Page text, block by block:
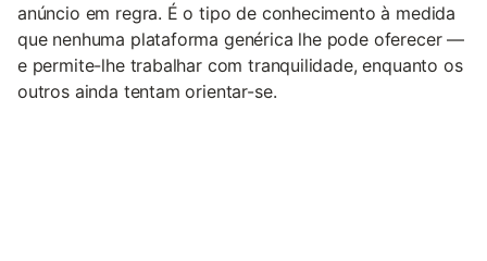
anúncio em regra. É o tipo de conhecimento à medida
que nenhuma plataforma genérica lhe pode oferecer —
e permite-lhe trabalhar com tranquilidade, enquanto os
outros ainda tentam orientar-se.